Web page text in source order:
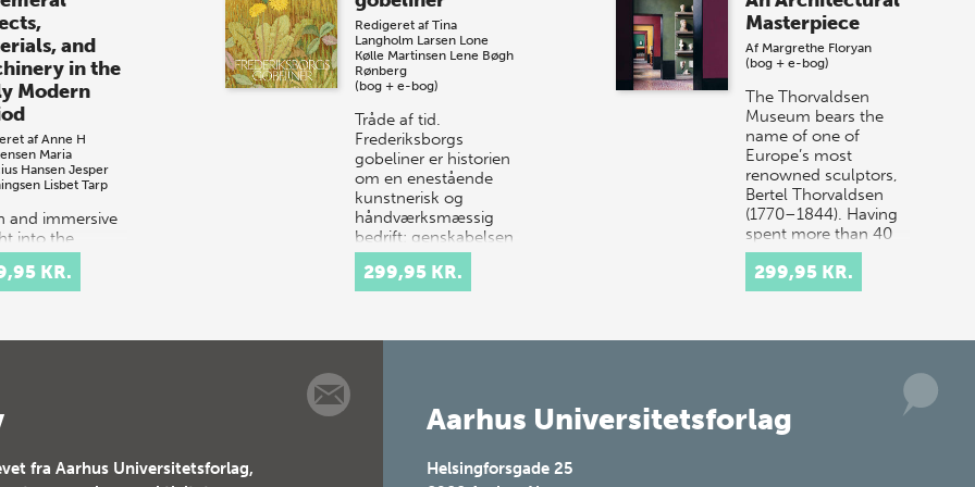
Vi gentager succesen og inviterer igen i
år til vores store sommer-lagersalg,
så sæt kryds i kalenderen onsdag den
10. j…
and
in the
Modern
af Anne H
Maria
Hansen Jesper
Lisbet Tarp
and immersive
into the
courtly
culture of
17th-
KR.
Redigeret af Tina
Langholm Larsen Lone
Kølle Martinsen Lene Bøgh
Rønberg
(bog + e-bog)
Tråde af tid.
Frederiksborgs
gobeliner er historien
om en enestående
kunstnerisk og
håndværksmæssig
bedrift: genskabelsen
af Christian 4.s
gobeliner,…
299,95 KR.
Masterpiece
Af Margrethe Floryan
(bog + e-bog)
The Thorvaldsen
Museum bears the
name of one of
Europe’s most
renowned sculptors,
Bertel Thorvaldsen
(1770–1844). Having
spent more than 40
years work…
299,95 KR.
fra Aarhus Universitetsforlag,
Aarhus Universitetsforlag
Helsingforsgade 25